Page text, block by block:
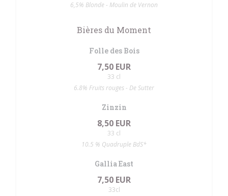
6,5% Blonde - Moulin de Vernon
Bières du Moment
Folle des Bois
7,50 EUR
33 cl
6.8% Fruits rouges - De Sutter
Zinzin
8,50 EUR
33 cl
10.5 % Quadruple BdS*
Gallia East
7,50 EUR
33cl